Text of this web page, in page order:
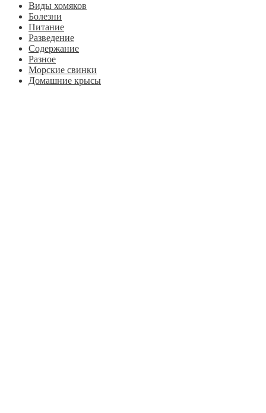
Виды хомяков
Болезни
Питание
Разведение
Содержание
Разное
Морские свинки
Домашние крысы